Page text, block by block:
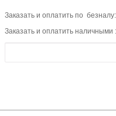
Заказать и оплатить по
Заказать и оплатить наличными